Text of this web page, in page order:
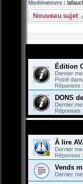
Modérateurs :
Nouveau sujet
Édition
Dernier
Posté dans
Réponses :
DONS
Dernier
Réponses :
À lire
Dernier
Réponses :
Vends
Dernier